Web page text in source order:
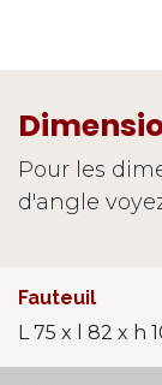
Pour les
d'angle
Fauteuil
L 75 x l 82 x h